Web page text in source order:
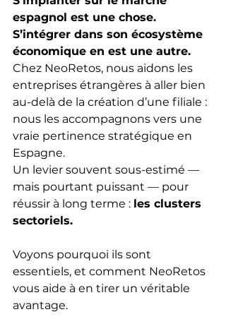
espagnol est une chose.
S’intégrer dans son écosystème
économique en est une autre.
Chez NeoRetos, nous aidons les
entreprises étrangères à aller bien
au-delà de la création d’une filiale :
nous les accompagnons vers une
vraie pertinence stratégique en
Espagne.
Un levier souvent sous-estimé —
mais pourtant puissant — pour
réussir à long terme : les clusters
sectoriels.
Voyons pourquoi ils sont
essentiels, et comment NeoRetos
vous aide à en tirer un véritable
avantage.